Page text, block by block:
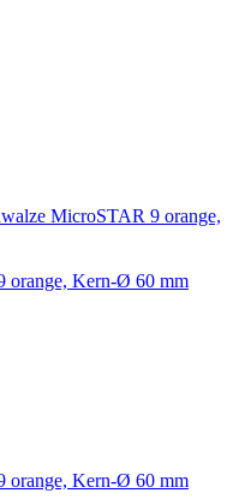
MicroSTAR 9 orange,
orange, Kern-Ø 60 mm
orange, Kern-Ø 60 mm